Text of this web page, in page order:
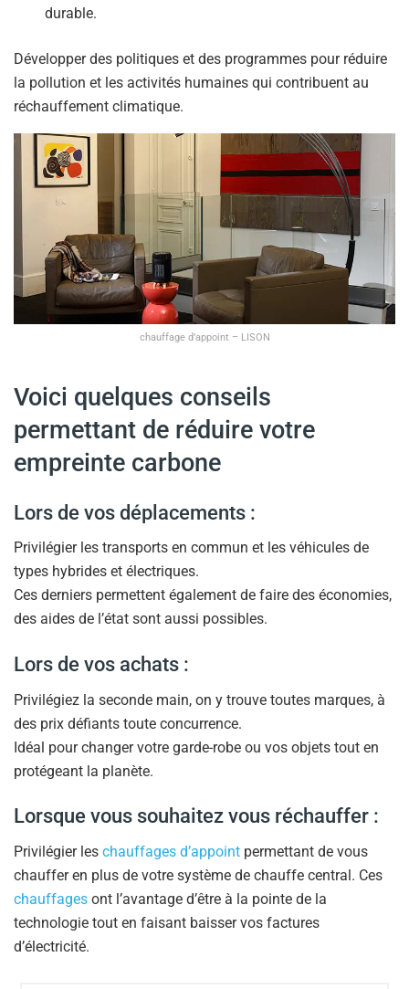
durable.
Développer des politiques et des programmes pour réduire
la pollution et les activités humaines qui contribuent au
réchauffement climatique.
chauffage d’appoint – LISON
Voici quelques conseils
permettant de réduire votre
empreinte carbone
Lors de vos déplacements :
Privilégier les transports en commun et les véhicules de
types hybrides et électriques.
Ces derniers permettent également de faire des économies,
des aides de l’état sont aussi possibles.
Lors de vos achats :
Privilégiez la seconde main, on y trouve toutes marques, à
des prix défiants toute concurrence.
Idéal pour changer votre garde-robe ou vos objets tout en
protégeant la planète.
Lorsque vous souhaitez vous réchauffer :
Privilégier les chauffages d’appoint permettant de vous
chauffer en plus de votre système de chauffe central. Ces
chauffages ont l’avantage d’être à la pointe de la
technologie tout en faisant baisser vos factures
d’électricité.